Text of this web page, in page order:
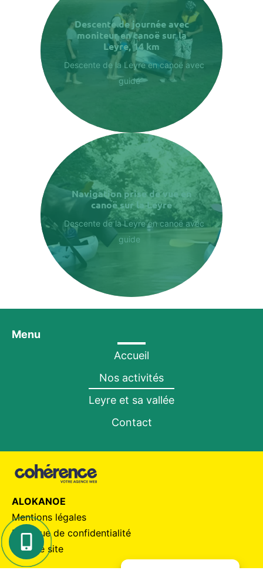
Descente de journée avec
moniteur en canoë sur la
Leyre, 14 km
Descente de la Leyre en canoë avec
guide
Navigation prise de vue en
canoë sur la Leyre
Descente de la Leyre en canoë avec
guide
Menu
Accueil
Nos activités
Leyre et sa vallée
Contact
ALOKANOE
Mentions légales
Politique de confidentialité
Plan de site